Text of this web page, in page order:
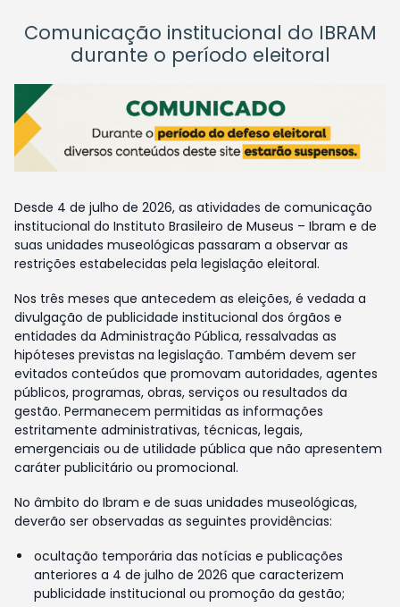
Comunicação institucional do IBRAM
durante o período eleitoral
Desde 4 de julho de 2026, as atividades de comunicação
institucional do Instituto Brasileiro de Museus – Ibram e de
suas unidades museológicas passaram a observar as
restrições estabelecidas pela legislação eleitoral.
Nos três meses que antecedem as eleições, é vedada a
divulgação de publicidade institucional dos órgãos e
entidades da Administração Pública, ressalvadas as
hipóteses previstas na legislação. Também devem ser
evitados conteúdos que promovam autoridades, agentes
públicos, programas, obras, serviços ou resultados da
gestão. Permanecem permitidas as informações
estritamente administrativas, técnicas, legais,
emergenciais ou de utilidade pública que não apresentem
caráter publicitário ou promocional.
No âmbito do Ibram e de suas unidades museológicas,
deverão ser observadas as seguintes providências:
ocultação temporária das notícias e publicações
anteriores a 4 de julho de 2026 que caracterizem
publicidade institucional ou promoção da gestão;